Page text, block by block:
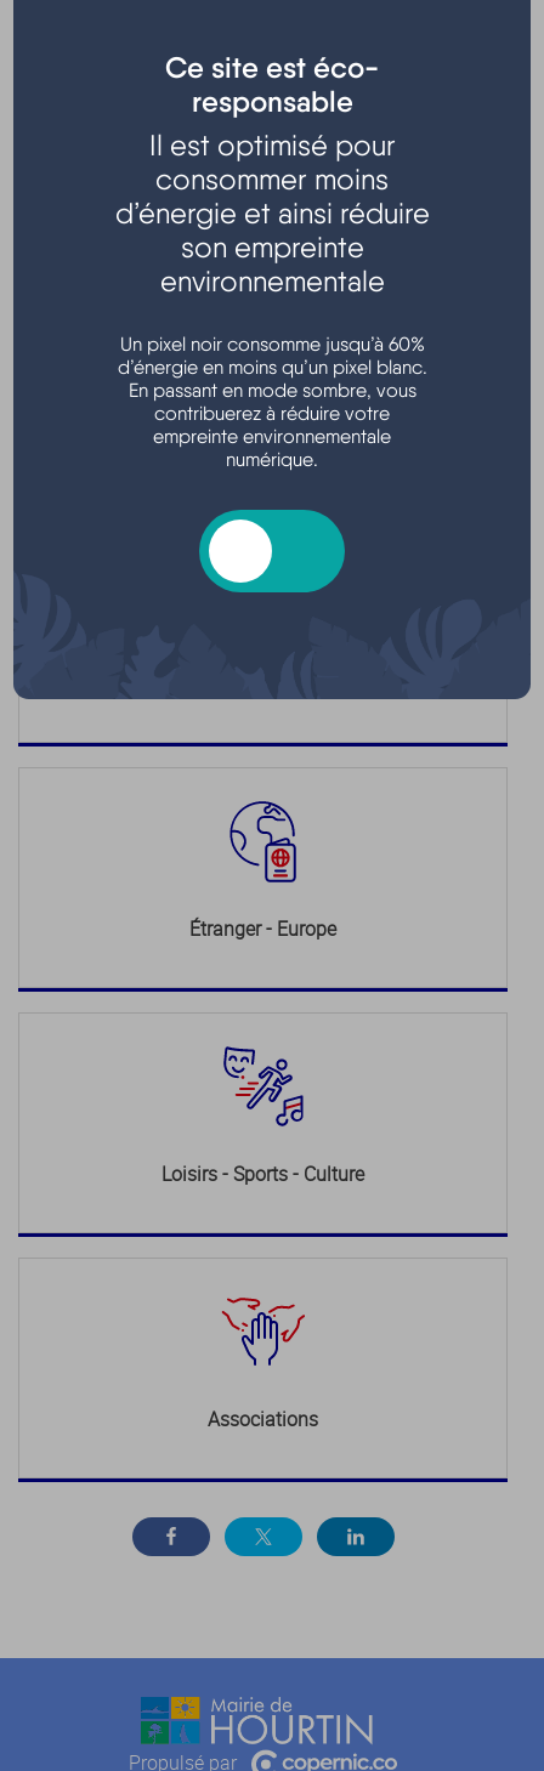
Transports - Mobilité
Argent - Impôts - Consommation
Étranger - Europe
Loisirs - Sports - Culture
Associations
Propulsé par
Ce site est éco-
responsable
Il est optimisé pour
consommer moins
d’énergie et ainsi réduire
son empreinte
environnementale
Un pixel noir consomme jusqu’à 60%
d’énergie en moins qu’un pixel blanc.
En passant en mode sombre, vous
contribuerez à réduire votre
empreinte environnementale
numérique.